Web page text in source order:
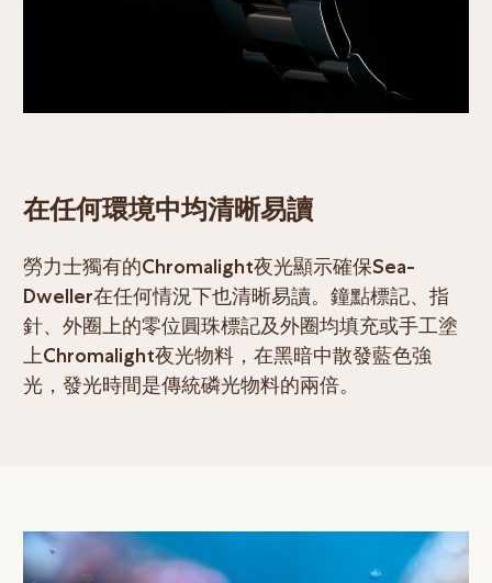
在任何環境中均清晰易讀
勞力士獨有的Chromalight夜光顯示確保Sea-
Dweller在任何情況下也清晰易讀。鐘點標記、指
針、外圈上的零位圓珠標記及外圈均填充或手工塗
上Chromalight夜光物料，在黑暗中散發藍色強
光，發光時間是傳統磷光物料的兩倍。